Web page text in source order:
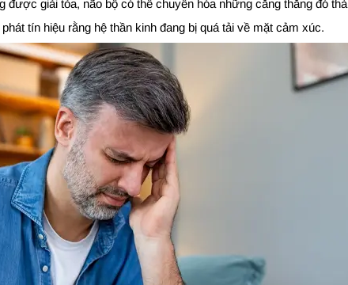
giải tỏa, não bộ có thể chuyển hóa những căng thẳng đó
tín hiệu rằng hệ thần kinh đang bị quá tải về mặt cảm xúc.